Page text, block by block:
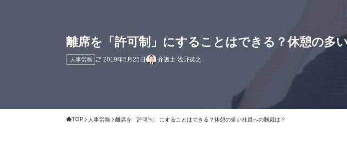
離席を「許可制」にすることはできる？休憩の多
人事労務 2019年5月25日 弁護士 浅野英之
TOP 人事労務 離席を「許可制」にすることはできる？休憩の多い社員への制裁は？